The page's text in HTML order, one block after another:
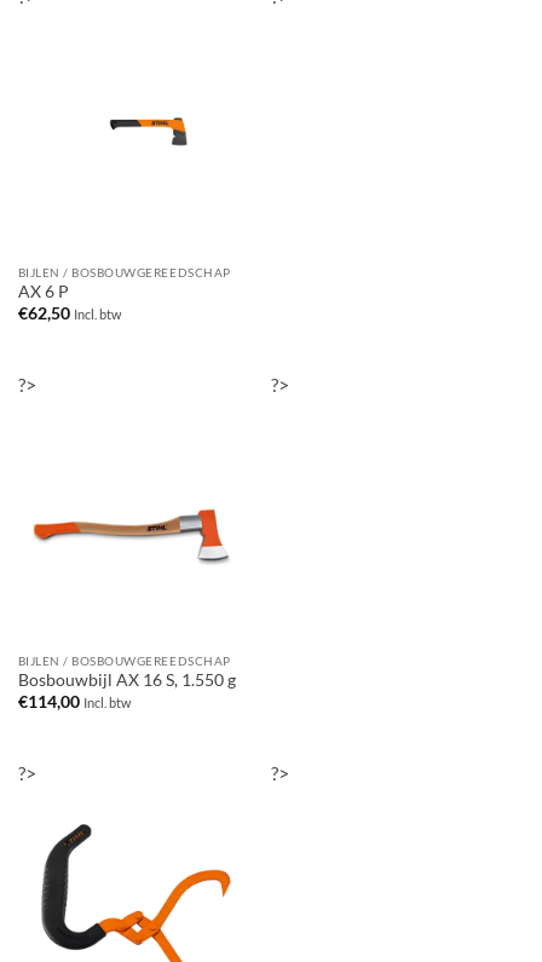
BIJLEN / BOSBOUWGEREEDSCHAP
AX 6 P
€62,50 Incl. btw
?>
BIJLEN / BOSBOUWGEREEDSCHAP
Bosbouwbijl AX 16 S, 1.550 g
€114,00 Incl. btw
?>
?> ?>